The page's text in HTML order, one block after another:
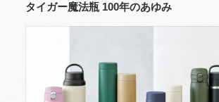
タイガー魔法瓶 100年のあゆみ